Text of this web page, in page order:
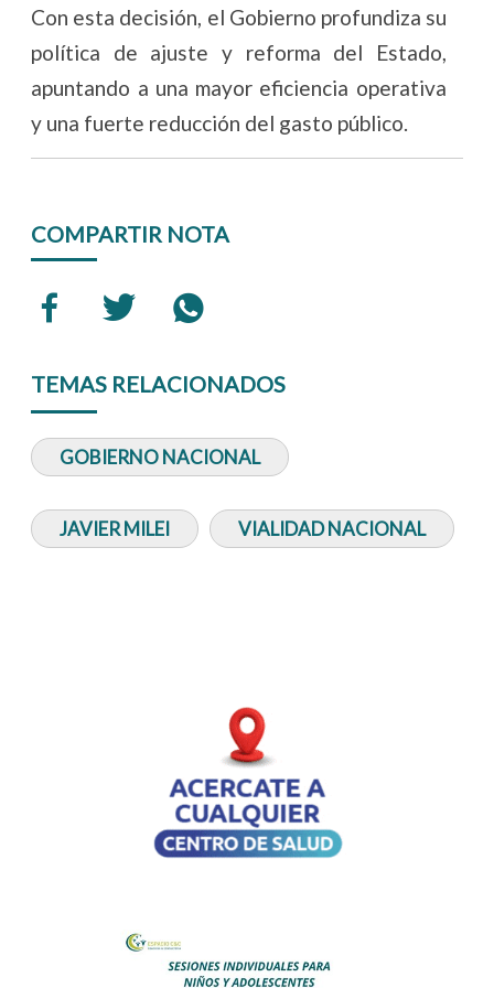
Con esta decisión, el Gobierno profundiza su
política de ajuste y reforma del Estado,
apuntando a una mayor eficiencia operativa
y una fuerte reducción del gasto público.
COMPARTIR NOTA
TEMAS RELACIONADOS
GOBIERNO NACIONAL
JAVIER MILEI VIALIDAD NACIONAL